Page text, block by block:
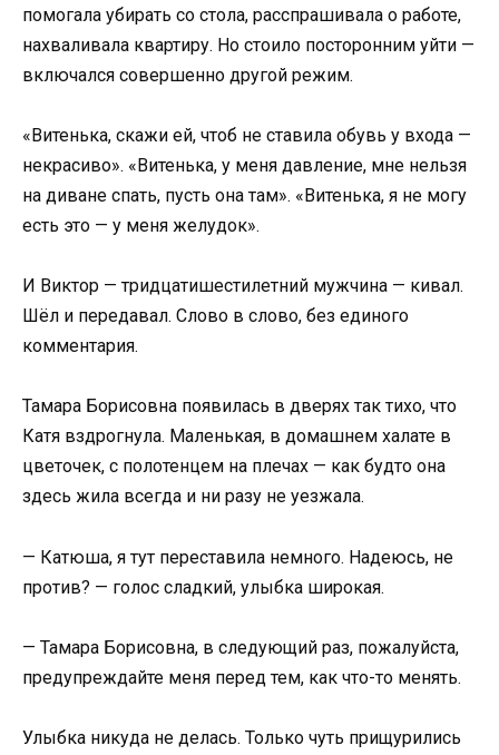
помогала убирать со стола, расспрашивала о работе,
нахваливала квартиру. Но стоило посторонним уйти —
включался совершенно другой режим.
«Витенька, скажи ей, чтоб не ставила обувь у входа —
некрасиво». «Витенька, у меня давление, мне нельзя
на диване спать, пусть она там». «Витенька, я не могу
есть это — у меня желудок».
И Виктор — тридцатишестилетний мужчина — кивал.
Шёл и передавал. Слово в слово, без единого
комментария.
Тамара Борисовна появилась в дверях так тихо, что
Катя вздрогнула. Маленькая, в домашнем халате в
цветочек, с полотенцем на плечах — как будто она
здесь жила всегда и ни разу не уезжала.
— Катюша, я тут переставила немного. Надеюсь, не
против? — голос сладкий, улыбка широкая.
— Тамара Борисовна, в следующий раз, пожалуйста,
предупреждайте меня перед тем, как что-то менять.
Улыбка никуда не делась. Только чуть прищурились